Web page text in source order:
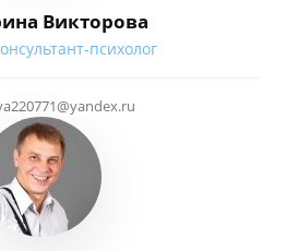
Викторова
психолог